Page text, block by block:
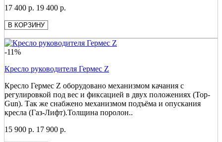
17 400 р. 19 400 р.
В КОРЗИНУ
-11%
Кресло руководителя Гермес Z
Кресло Гермес Z оборудовано механизмом качания с
регулировкой под вес и фиксацией в двух положениях (Top-
Gun). Так же снабжено механизмом подъёма и опускания
кресла (Газ-Лифт).Толщина поролон..
15 900 р. 17 900 р.